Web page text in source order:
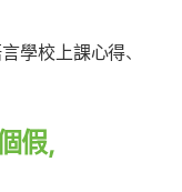
學校上課心得、
假，